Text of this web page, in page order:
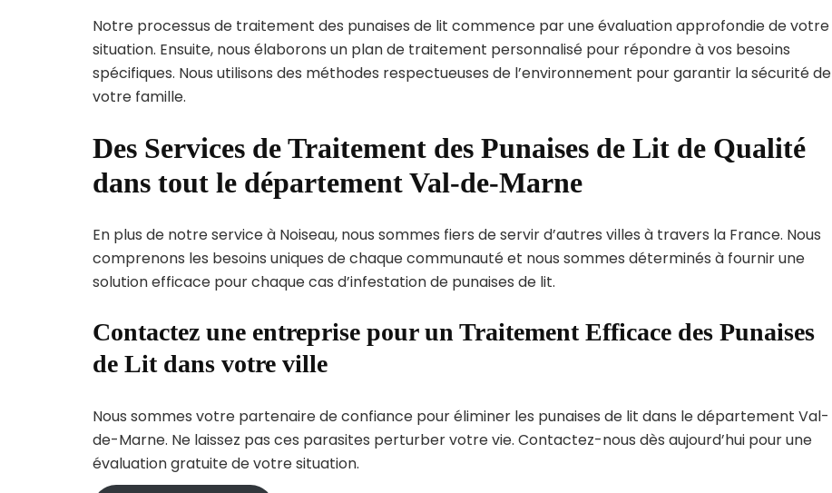
Notre processus de traitement des punaises de lit commence par une évaluation approfondie de votre
situation. Ensuite, nous élaborons un plan de traitement personnalisé pour répondre à vos besoins
spécifiques. Nous utilisons des méthodes respectueuses de l’environnement pour garantir la sécurité de
votre famille.
Des Services de Traitement des Punaises de Lit de Qualité
dans tout le département Val-de-Marne
En plus de notre service à Noiseau, nous sommes fiers de servir d’autres villes à travers la France. Nous
comprenons les besoins uniques de chaque communauté et nous sommes déterminés à fournir une
solution efficace pour chaque cas d’infestation de punaises de lit.
Contactez une entreprise pour un Traitement Efficace des Punaises
de Lit dans votre ville
Nous sommes votre partenaire de confiance pour éliminer les punaises de lit dans le département Val-
de-Marne. Ne laissez pas ces parasites perturber votre vie. Contactez-nous dès aujourd’hui pour une
évaluation gratuite de votre situation.